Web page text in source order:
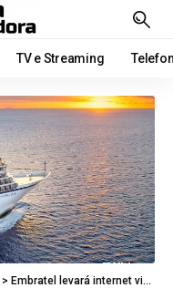
TV e Streaming
> Embratel levará internet via satélite ao setor marítimo no Caribe